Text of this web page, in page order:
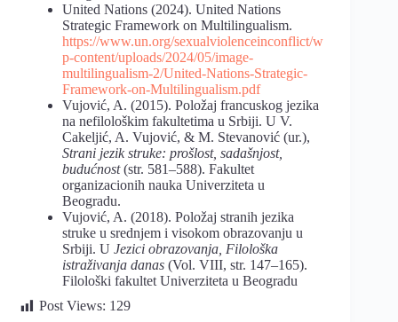
United Nations (2024). United Nations
Strategic Framework on Multilingualism.
https://www.un.org/sexualviolenceinconflict/w
p-content/uploads/2024/05/image-
multilingualism-2/United-Nations-Strategic-
Framework-on-Multilingualism.pdf
Vujović, A. (2015). Položaj francuskog jezika
na nefilološkim fakultetima u Srbiji. U V.
Cakeljić, A. Vujović, & M. Stevanović (ur.),
Strani jezik struke: prošlost, sadašnjost,
budućnost(str. 581–588). Fakultet
organizacionih nauka Univerziteta u
Beogradu.
Vujović, A. (2018). Položaj stranih jezika
struke u srednjem i visokom obrazovanju u
Srbiji. U Jezici obrazovanja, Filološka
istraživanja danas (Vol. VIII, str. 147–165).
Filološki fakultet Univerziteta u Beogradu
Post Views: 129